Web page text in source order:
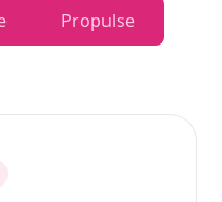
Propulse